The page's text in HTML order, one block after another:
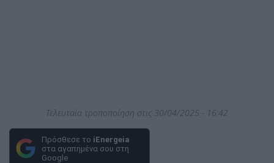
Τελευταία τροποποίηση στις 30/04/2025 - 16:42
Πρόσθεσε το iEnergeia
στα αγαπημένα σου στη
Google